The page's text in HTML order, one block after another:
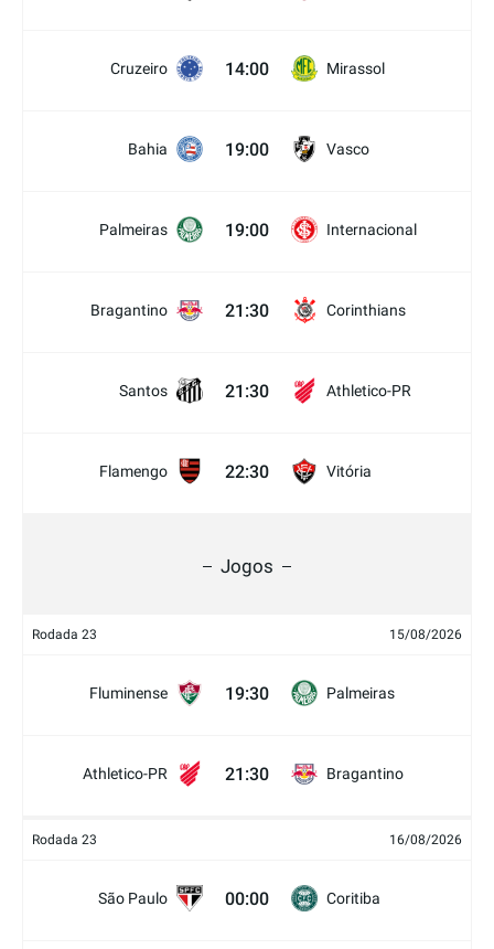
Cruzeiro 14:00 Mirassol
Bahia 19:00 Vasco
Palmeiras 19:00 Internacional
Bragantino 21:30 Corinthians
Santos 21:30 Athletico-PR
Flamengo 22:30 Vitória
Jogos
Rodada 23 15/08/2026
Fluminense 19:30 Palmeiras
Athletico-PR 21:30 Bragantino
Rodada 23 16/08/2026
São Paulo 00:00 Coritiba